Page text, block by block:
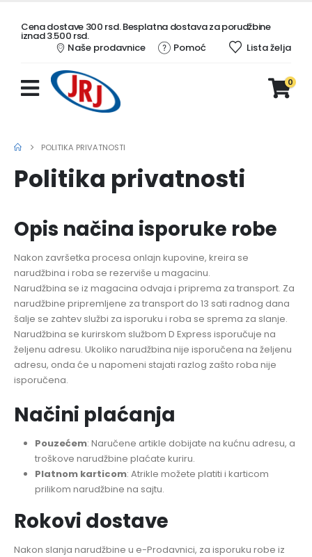
Cena dostave 300 rsd. Besplatna dostava za porudžbine
iznad 3.500 rsd.
Naše prodavnice
Pomoć Lista želja
0
POLITIKA PRIVATNOSTI
Politika privatnosti
Opis načina isporuke robe
Nakon završetka procesa onlajn kupovine, kreira se
narudžbina i roba se rezerviše u magacinu.
Narudžbina se iz magacina odvaja i priprema za transport. Za
narudžbine pripremljene za transport do 13 sati radnog dana
šalje se zahtev službi za isporuku i roba se sprema za slanje.
Narudžbina se kurirskom službom D Express isporučuje na
željenu adresu. Ukoliko narudžbina nije isporučena na željenu
adresu, onda će u napomeni stajati razlog zašto roba nije
isporučena.
Načini plaćanja
Pouzećem: Naručene artikle dobijate na kućnu adresu, a
troškove narudžbine plaćate kuriru.
Platnom karticom: Atrikle možete platiti i karticom
prilikom narudžbine na sajtu.
Rokovi dostave
Nakon slanja narudžbine u e-Prodavnici, za isporuku robe iz